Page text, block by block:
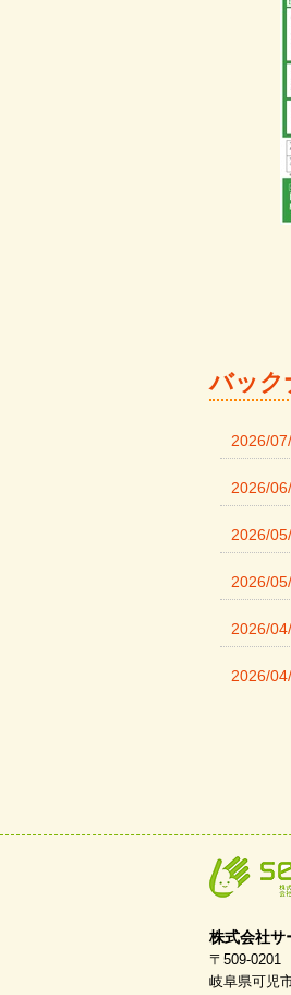
バック
2026/
2026/
2026/
2026/
2026/
2026/
2026/
2025/06/
株式会社サ
〒509-0201
岐阜県可児